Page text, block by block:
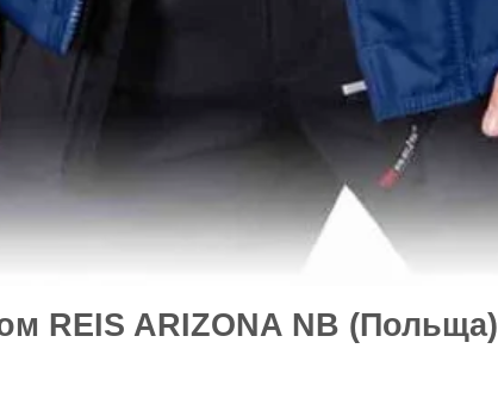
REIS ARIZONA NB (Польща)